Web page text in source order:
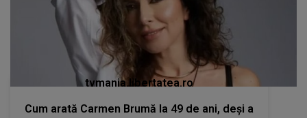
tvmania.libertatea.ro
Cum arată Carmen Brumă la 49 de ani, deși a